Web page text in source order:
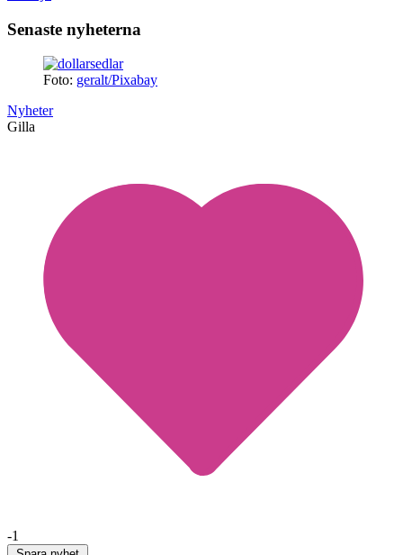
Senaste nyheterna
Foto: geralt/Pixabay
Nyheter
Gilla
-1